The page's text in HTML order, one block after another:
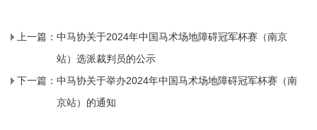
上一篇： 中马协关于2024年中国马术场地障碍冠军杯赛（南京
站）选派裁判员的公示
下一篇： 中马协关于举办2024年中国马术场地障碍冠军杯赛（南
京站）的通知